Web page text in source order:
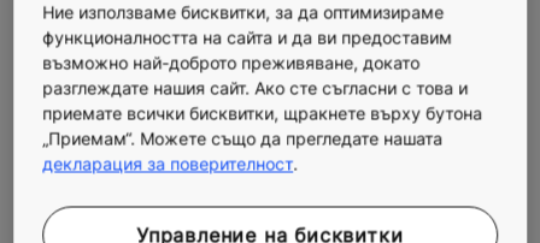
Всичко, от което се нуждаете, за да
реализирате дизайнерската си
визия
Ние използваме бисквитки, за да оптимизираме
функционалността на сайта и да ви предоставим
възможно най-доброто преживяване, докато
разглеждате нашия сайт. Ако сте съгласни с това и
приемате всички бисквитки, щракнете върху бутона
„Приемам“. Можете също да прегледате нашата
декларация за поверителност.
Управление на бисквитки